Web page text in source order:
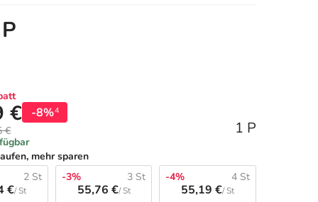
€ -8%4
€ 1 P
mehr sparen
2 St
€/ St
-3% 3 St
55,76 €/ St
-4% 4 St
55,19 €/ St